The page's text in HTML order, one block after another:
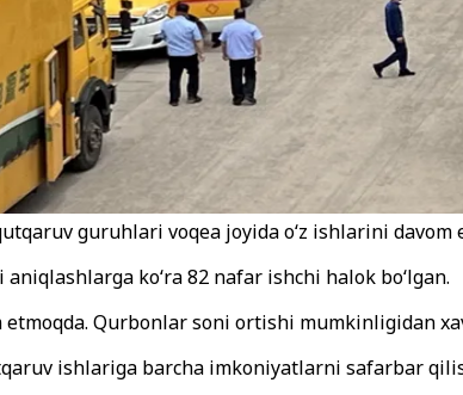
guruhlari voqea joyida oʻz ishlarini davom
ko‘ra 82 nafar ishchi halok bo‘lgan.
Qurbonlar soni ortishi mumkinligidan
ishlariga barcha imkoniyatlarni safarbar